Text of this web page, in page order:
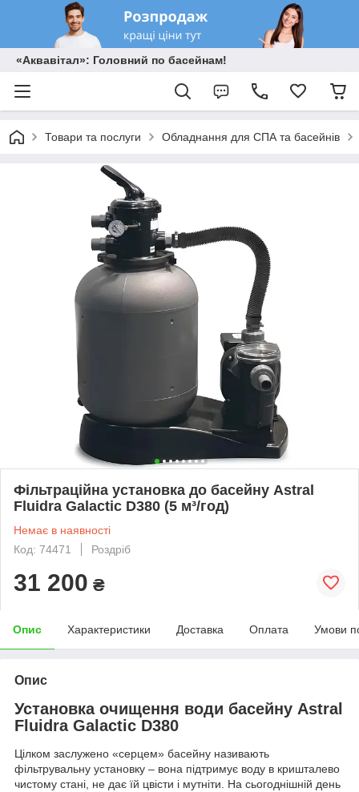
«Аквавітал»: Головний по басейнам!
Товари та послуги Обладнання для СПА та басейнів
Фільтраційна установка до басейну Astral
Fluidra Galactic D380 (5 м³/год)
Немає в наявності
Код: 74471
Роздріб
31 200 ₴
Опис Характеристики Доставка Оплата Умови
Опис
Установка очищення води басейну Astral
Fluidra Galactic D380
Цілком заслужено «серцем» басейну називають
фільтрувальну установку – вона підтримує воду в кришталево
чистому стані, не дає їй цвісти і мутніти. На сьогоднішній день